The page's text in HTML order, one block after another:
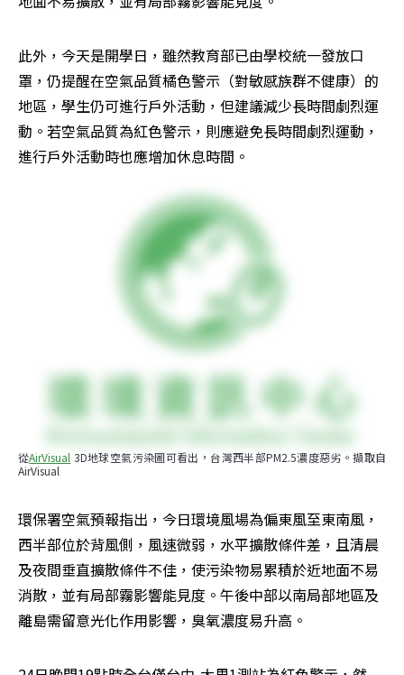
此外，今天是開學日，雖然教育部已由學校統一發放口
罩，仍提醒在空氣品質橘色警示（對敏感族群不健康）的
地區，學生仍可進行戶外活動，但建議減少長時間劇烈運
動。若空氣品質為紅色警示，則應避免長時間劇烈運動，
進行戶外活動時也應增加休息時間。
從AirVisual 3D地球空氣污染圖可看出，台灣西半部PM2.5濃度惡劣。擷取自
AirVisual
環保署空氣預報指出，今日環境風場為偏東風至東南風，
西半部位於背風側，風速微弱，水平擴散條件差，且清晨
及夜間垂直擴散條件不佳，使污染物易累積於近地面不易
消散，並有局部霧影響能見度。午後中部以南局部地區及
離島需留意光化作用影響，臭氧濃度易升高。